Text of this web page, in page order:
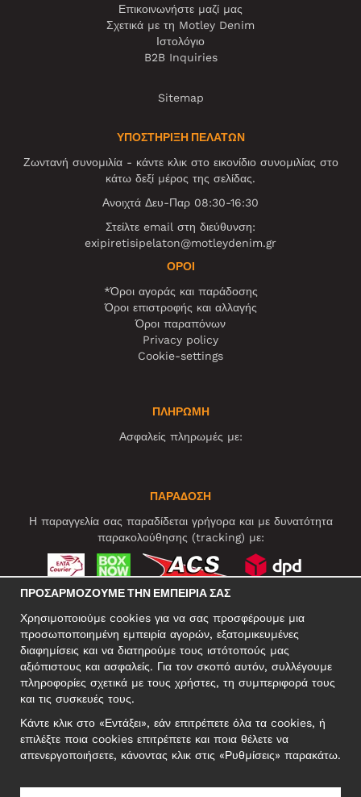
Επικοινωνήστε μαζί μας
Σχετικά με τη Motley Denim
Ιστολόγιο
B2B Inquiries
Sitemap
ΥΠΟΣΤΗΡΙΞΗ ΠΕΛΑΤΩΝ
Ζωντανή συνομιλία - κάντε κλικ στο εικονίδιο συνομιλίας στο
κάτω δεξί μέρος της σελίδας.
Ανοιχτά Δευ-Παρ 08:30-16:30
Στείλτε email στη διεύθυνση:
exipiretisipelaton@motleydenim.gr
ΌΡΟΙ
*Όροι αγοράς και παράδοσης
Όροι επιστροφής και αλλαγής
Όροι παραπόνων
Privacy policy
Cookie-settings
ΠΛΗΡΩΜΗ
Ασφαλείς πληρωμές με:
ΠΑΡΑΔΟΣΗ
Η παραγγελία σας παραδίδεται γρήγορα και με δυνατότητα
παρακολούθησης (tracking) με:
ΕΠΑΓΓΕΛΜΑΤΙΚΗ ΔΙΕΥΘΥΝΣΗ
Motley Denim Europe OÜ
Reg: 12356245
ΣΗΜΕΙΩΣΗ! Μη στέλνετε επιστρεφόμενα προϊόντα σε αυτήν τη
ΠΡΟΣΑΡΜΌΖΟΥΜΕ ΤΗΝ ΕΜΠΕΙΡΊΑ ΣΑΣ
Χρησιμοποιούμε cookies για να σας προσφέρουμε μια
προσωποποιημένη εμπειρία αγορών, εξατομικευμένες
διαφημίσεις και να διατηρούμε τους ιστότοπούς μας
αξιόπιστους και ασφαλείς. Για τον σκοπό αυτόν, συλλέγουμε
πληροφορίες σχετικά με τους χρήστες, τη συμπεριφορά τους
και τις συσκευές τους.
Κάντε κλικ στο «Εντάξει», εάν επιτρέπετε όλα τα cookies, ή
επιλέξτε ποια cookies επιτρέπετε και ποια θέλετε να
απενεργοποιήσετε, κάνοντας κλικ στις «Ρυθμίσεις» παρακάτω.